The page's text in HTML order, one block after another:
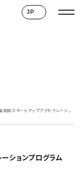
JP
タートアップアクセラレーションプログラム ISSIN 2025」に採択
ションプログラム